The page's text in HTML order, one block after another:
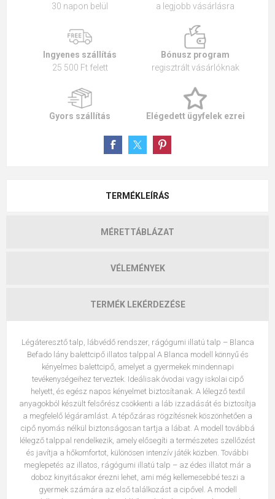
30 napon belül
a legjobb vásárlásra
Ingyenes szállítás
25 500 Ft felett
Bónusz program
regisztrált vásárlóknak
Gyors szállítás Elégedett ügyfelek ezrei
TERMÉKLEÍRÁS
MÉRETTÁBLÁZAT
VÉLEMÉNYEK
TERMÉK LEKÉRDEZÉSE
Légáteresztő talp, lábvédő rendszer, rágógumi illatú talp – Blanca
Befado lány balettcipő illatos talppal A Blanca modell könnyű és
kényelmes balettcipő, amelyet a gyermekek mindennapi
tevékenységeihez terveztek. Ideálisak óvodai vagy iskolai cipő
helyett, és egész napos kényelmet biztosítanak. A lélegző textil
anyagokból készült felsőrész csökkenti a láb izzadását és biztosítja
a megfelelő légáramlást. A tépőzáras rögzítésnek köszönhetően a
cipő nyomás nélkül biztonságosan tartja a lábat. A modell továbbá
lélegző talppal rendelkezik, amely elősegíti a természetes szellőzést
és javítja a hőkomfortot, különösen intenzív játék közben. További
meglepetés az illatos, rágógumi illatú talp – az édes illatot már a
doboz kinyitásakor érezni lehet, ami még kellemesebbé teszi a
gyermek számára az első találkozást a cipővel. A modell